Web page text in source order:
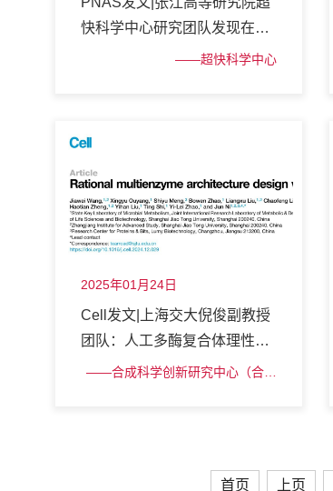
快科学中心研究团队发现在拟
南芥 II 类光解酶（AtPL）里存
——超快科学中心
2025年01月24日
Cell发文|上海交大倪俊副教授
团队：人工多酶复合体理性设
——合成科学创新研究中心（合成
首页 上页